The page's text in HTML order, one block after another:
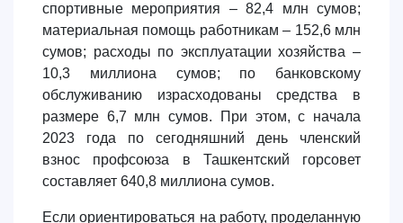
спортивные мероприятия – 82,4 млн сумов;
материальная помощь работникам – 152,6 млн
сумов; расходы по эксплуатации хозяйства –
10,3 миллиона сумов; по банковскому
обслуживанию израсходованы средства в
размере 6,7 млн сумов. При этом, с начала
2023 года по сегодняшний день членский
взнос профсоюза в Ташкентский горсовет
составляет 640,8 миллиона сумов.
Если ориентироваться на работу, проделанную